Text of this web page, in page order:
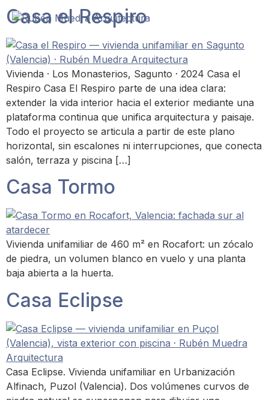
Casa el Respiro
Vivienda · Los Monasterios, Sagunto · 2024 Casa el
Respiro Casa El Respiro parte de una idea clara:
extender la vida interior hacia el exterior mediante una
plataforma continua que unifica arquitectura y paisaje.
Todo el proyecto se articula a partir de este plano
horizontal, sin escalones ni interrupciones, que conecta
salón, terraza y piscina […]
Casa Tormo
Vivienda unifamiliar de 460 m² en Rocafort: un zócalo
de piedra, un volumen blanco en vuelo y una planta
baja abierta a la huerta.
Casa Eclipse
Casa Eclipse. Vivienda unifamiliar en Urbanización
Alfinach, Puzol (Valencia). Dos volúmenes curvos de